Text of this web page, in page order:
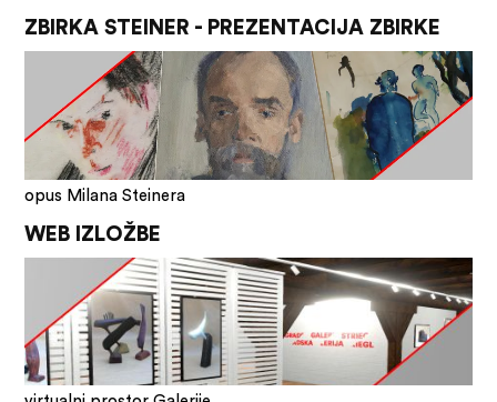
ZBIRKA STEINER - PREZENTACIJA ZBIRKE
opus Milana Steinera
WEB IZLOŽBE